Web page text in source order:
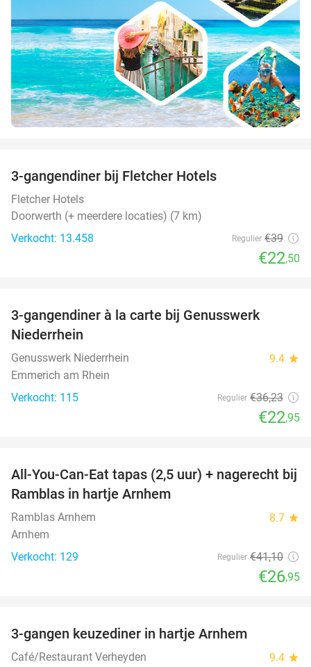
3-gangendiner bij Fletcher Hotels
Fletcher Hotels
Doorwerth (+ meerdere locaties) (7 km)
Verkocht: 13.458
Regulier €39
€22,50
3-gangendiner à la carte bij Genusswerk
Niederrhein
Genusswerk Niederrhein 9.4 star
Emmerich am Rhein
Verkocht: 115
Regulier €36,23
€22,95
34%
All-You-Can-Eat tapas (2,5 uur) + nagerecht bij
Ramblas in hartje Arnhem
Ramblas Arnhem 8.7 star
Arnhem
Verkocht: 129
Regulier €41,10
€26,95
3-gangen keuzediner in hartje Arnhem
Café/Restaurant Verheyden 9.4 star